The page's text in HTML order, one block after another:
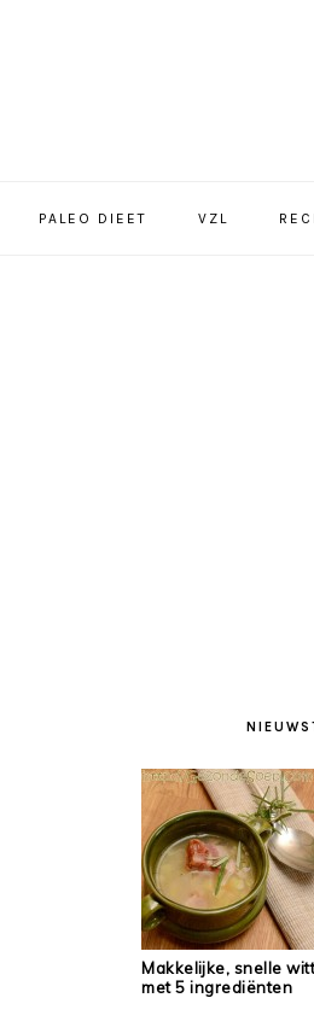
PALEO DIEET VZL
SIDEBAR
Makkelijke, snelle
met 5 ingrediënten